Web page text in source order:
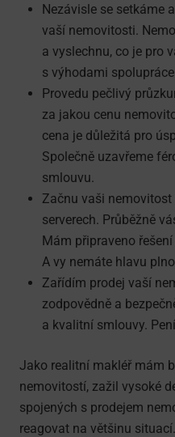
Nezávisle se setkáme
vaší nemovitosti.
a vyslechnu, co je pro
s výhodami
Provedu pečlivý
za jakou cenu
cena je důležitá pro
Společně uzavřeme
smlouvu.
Začnu vaši
serverech. Průběžně
Mám připraveno
A vy nemáte hlavu
Zařídím prodej vaší
zodpovědně a
a kvalitní smlouvy.
Jako realitní makléř mám
nemovitostí, zažil vysoké
spojených s prodejem
reagovat na většinu